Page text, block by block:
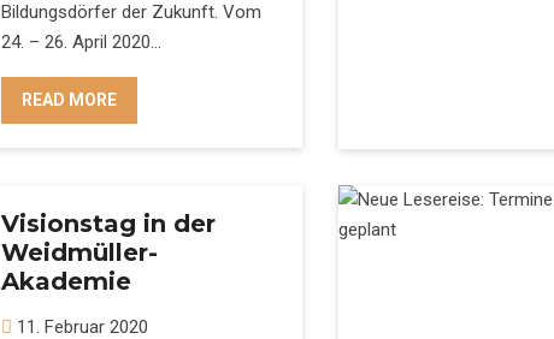
Bildungsdörfer der Zukunft. Vom
24. – 26. April 2020…
READ MORE
Visionstag in der
Weidmüller-
Akademie
11. Februar 2020